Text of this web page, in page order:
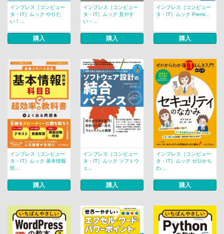
インプレス［コンピュー
タ・IT］ムック やりた
い！...
購入
インプレス［コンピュー
タ・IT］ムック 見やす
い・...
購入
インプレス［コンピュー
タ・IT］ムック Premi...
購入
インプレス［コンピュー
タ・IT］ムック 基本情報
技...
購入
インプレス［コンピュー
タ・IT］ムック ソフトウ
ェ...
購入
インプレス［コンピュー
タ・IT］ムック ゼロから
わ...
購入